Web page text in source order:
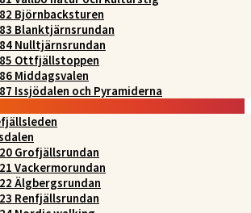
Björnbacksturen
Blanktjärnsrundan
Nulltjärnsrundan
Ottfjällstoppen
Middagsvalen
Issjödalen och Pyramiderna
Grofjällsrundan
Vackermorundan
Älgbergsrundan
Renfjällsrundan